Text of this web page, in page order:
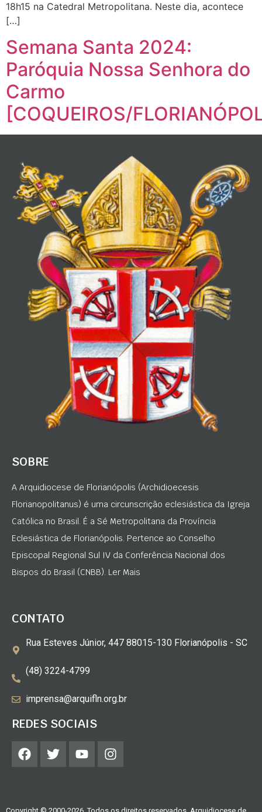
18h15 na Catedral Metropolitana. Neste dia, acontece
[…]
Semana Santa 2024:
Paróquia Nossa Senhora do
Carmo
[COQUEIROS/
SOBRE
A Arquidiocese de Florianópolis (Archidioecesis
Florianopolitanus) é uma circunscrição eclesiástica da Igreja
Católica no Brasil. É a Sé Metropolitana da Província
Eclesiástica de Florianópolis. Pertence ao Conselho
Episcopal Regional Sul IV da Conferência Nacional dos
Bispos do Brasil (CNBB). Ler Mais
CONTATO
Rua Esteves Júnior, 447 88015-130 Florianópolis - SC
(48) 3224-4799
imprensa@arquifln.org.br
REDES SOCIAIS